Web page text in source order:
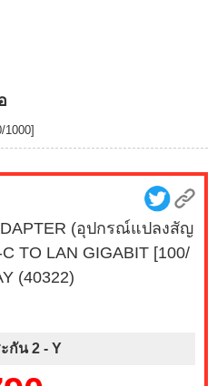
1000]
(อุปกรณ์แปลงสัญ
TO LAN GIGABIT [100/
(40322)
กัน 2 - Y